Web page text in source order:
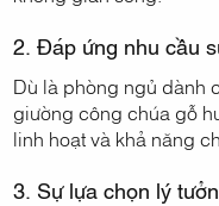
2. Đáp ứng nhu cầu
Dù là phòng ngủ dành
giường công chúa gỗ
linh hoạt và khả năng
3. Sự lựa chọn lý